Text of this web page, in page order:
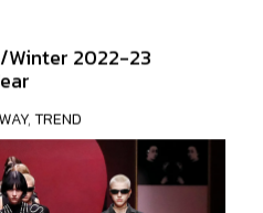
2022-23
, TREND